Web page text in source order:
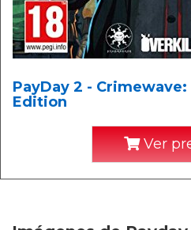
PayDay 2 -
Edition
Ver